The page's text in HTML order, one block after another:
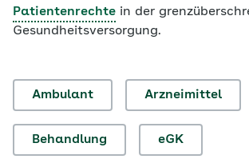
Patientenrechte in der
Gesundheitsversorgung.
Ambulant Arzneimittel
Behandlung eGK